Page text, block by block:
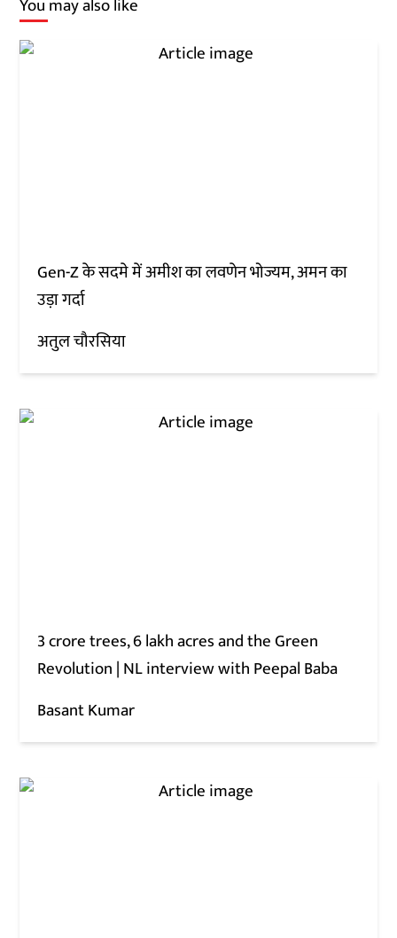
You may also like
Gen-Z के सदमे में अमीश का लवणेन भोज्यम, अमन का
उड़ा गर्दा
अतुल चौरसिया
3 crore trees, 6 lakh acres and the Green
Revolution | NL interview with Peepal Baba
Basant Kumar